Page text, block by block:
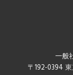
一般
〒192-0394